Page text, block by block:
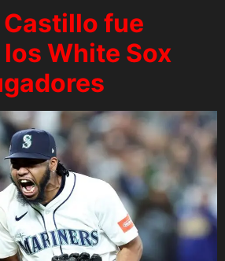
Castillo fue
White Sox